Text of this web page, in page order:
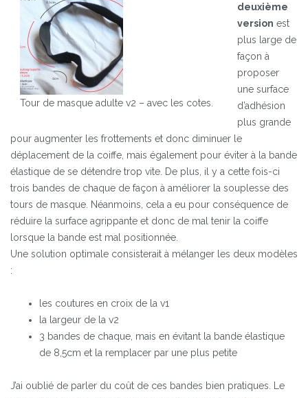
Tour de masque adulte v2 – avec les cotes.
deuxième
version est
plus large de
façon à
proposer
une surface
d’adhésion
plus grande
pour augmenter les frottements et donc diminuer le
déplacement de la coiffe, mais également pour éviter à la bande
élastique de se détendre trop vite. De plus, il y a cette fois-ci
trois bandes de chaque de façon à améliorer la souplesse des
tours de masque. Néanmoins, cela a eu pour conséquence de
réduire la surface agrippante et donc de mal tenir la coiffe
lorsque la bande est mal positionnée.
Une solution optimale consisterait à mélanger les deux modèles
:
les coutures en croix de la v1
la largeur de la v2
3 bandes de chaque, mais en évitant la bande élastique
de 8,5cm et la remplacer par une plus petite
J’ai oublié de parler du coût de ces bandes bien pratiques. Le